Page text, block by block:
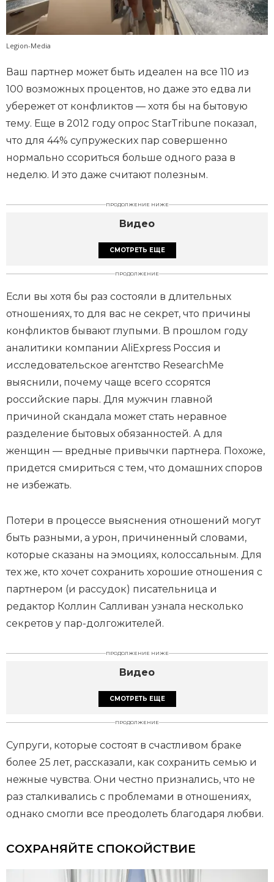
Legion-Media
Ваш партнер может быть идеален на все 110 из
100 возможных процентов, но даже это едва ли
убережет от конфликтов — хотя бы на бытовую
тему. Еще в 2012 году опрос StarTribune показал,
что для 44% супружеских пар совершенно
нормально ссориться больше одного раза в
неделю. И это даже считают полезным.
ПРОДОЛЖЕНИЕ НИЖЕ
Видео
СМОТРЕТЬ ЕЩЕ
ПРОДОЛЖЕНИЕ
Если вы хотя бы раз состояли в длительных
отношениях, то для вас не секрет, что причины
конфликтов бывают глупыми. В прошлом году
аналитики компании AliExpress Россия и
исследовательское агентство ResearchMe
выяснили, почему чаще всего ссорятся
российские пары. Для мужчин главной
причиной скандала может стать неравное
разделение бытовых обязанностей. А для
женщин — вредные привычки партнера. Похоже,
придется смириться с тем, что домашних споров
не избежать.
Потери в процессе выяснения отношений могут
быть разными, а урон, причиненный словами,
которые сказаны на эмоциях, колоссальным. Для
тех же, кто хочет сохранить хорошие отношения с
партнером (и рассудок) писательница и
редактор Коллин Салливан узнала несколько
секретов у пар-долгожителей.
ПРОДОЛЖЕНИЕ НИЖЕ
Видео
СМОТРЕТЬ ЕЩЕ
ПРОДОЛЖЕНИЕ
Супруги, которые состоят в счастливом браке
более 25 лет, рассказали, как сохранить семью и
нежные чувства. Они честно признались, что не
раз сталкивались с проблемами в отношениях,
однако смогли все преодолеть благодаря любви.
СОХРАНЯЙТЕ СПОКОЙСТВИЕ